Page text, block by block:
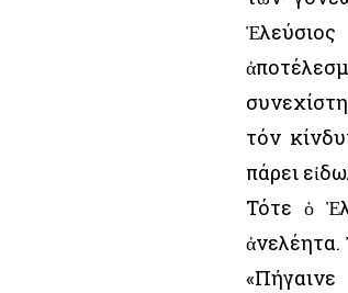
τόν
πάρει
Τότε ὁ